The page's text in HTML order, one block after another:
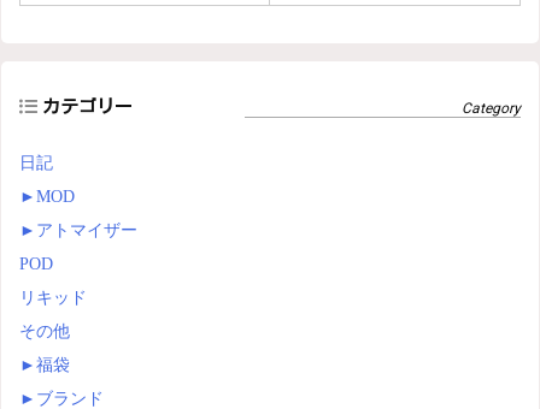
カテゴリー
日記
► MOD
► アトマイザー
POD
リキッド
その他
► 福袋
► ブランド